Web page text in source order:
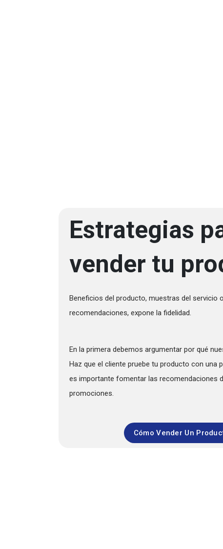
Estrategias
vender tu
Beneficios del producto, muestras del servicio
recomendaciones, expone la fidelidad.
En la primera debemos argumentar por qué
Haz que el cliente pruebe tu producto con una
es importante fomentar las recomendaciones
promociones.
Cómo Vender Un